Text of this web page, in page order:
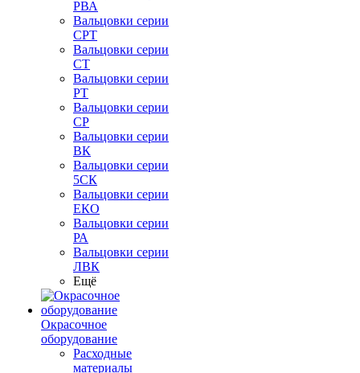
РВА
Вальцовки серии
СРТ
Вальцовки серии
СТ
Вальцовки серии
РТ
Вальцовки серии
СР
Вальцовки серии
ВК
Вальцовки серии
5СК
Вальцовки серии
ЕКО
Вальцовки серии
РА
Вальцовки серии
ЛВК
Ещё
Окрасочное
оборудование
Расходные
материалы